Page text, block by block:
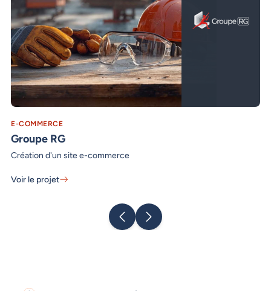
E-COMMERCE
Groupe RG
Création d'un site e-commerce
Voir le projet